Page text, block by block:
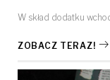
W skład dodatku
ZOBACZ TERAZ!